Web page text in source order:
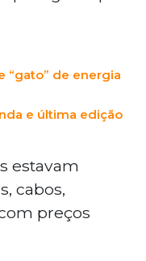
arrecadar
local
pela
Com preços
A
edições
“gato” de energia
e última edição
estavam
cabos,
preços